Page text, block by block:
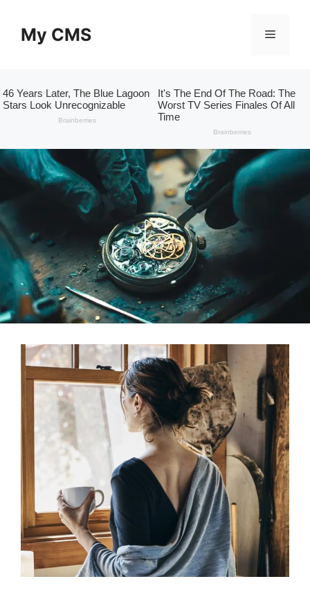
contentMy CMS Menu